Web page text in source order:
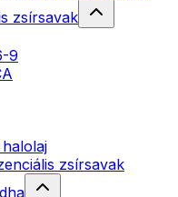
zsírsavak
9
zsírsavak